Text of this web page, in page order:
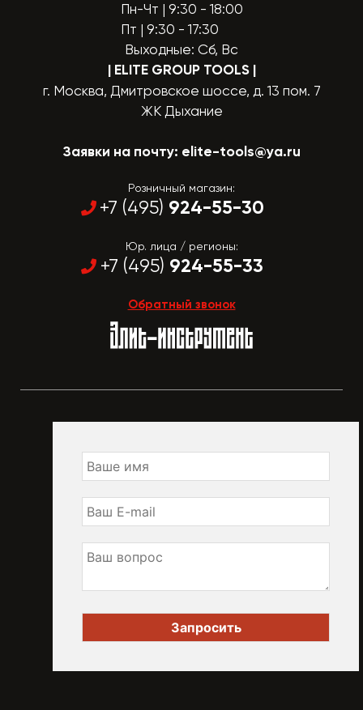
Пн-Чт | 9:30 - 18:00
Пт | 9:30 - 17:30
Выходные: Сб, Вс
| ELITE GROUP TOOLS |
г. Москва, Дмитровское шоссе, д. 13 пом. 7
ЖК Дыхание
Заявки на почту: elite-tools@ya.ru
Розничный магазин:
+7 (495) 924-55-30
Юр. лица / регионы:
+7 (495) 924-55-33
Обратный звонок